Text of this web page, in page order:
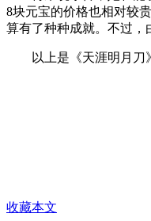
8块元宝的价格也相对较
算有了种种成就。不过，
以上是《天涯明月刀
收藏本文